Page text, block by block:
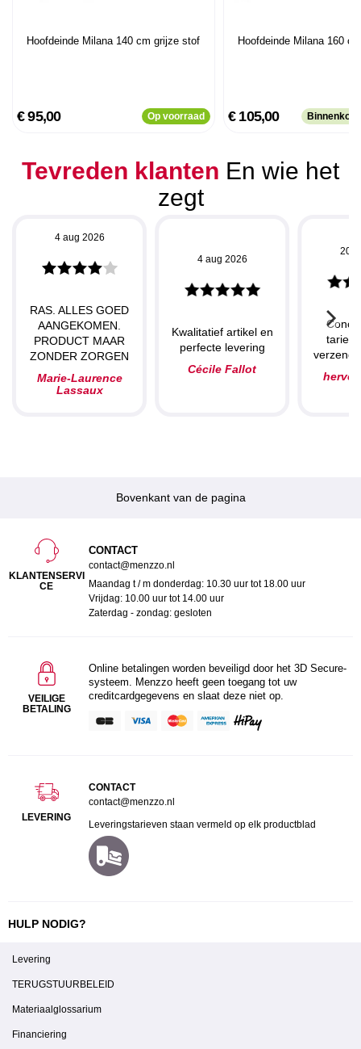
Hoofdeinde Milana 140 cm grijze stof
€ 95,00 Op voorraad
Hoofdeinde Milana 160
€ 105,00 Binnenkort
Tevreden klanten En wie het
zegt
4 aug 2026
RAS. ALLES GOED
AANGEKOMEN.
PRODUCT MAAR
ZONDER ZORGEN
Marie-Laurence
Lassaux
4 aug 2026
Kwalitatief artikel en
perfecte levering
Cécile Fallot
20
herve
Bovenkant van de pagina
KLANTENSERVI
CE
CONTACT
contact@menzzo.nl
Maandag t / m donderdag: 10.30 uur tot 18.00 uur
Vrijdag: 10.00 uur tot 14.00 uur
Zaterdag - zondag: gesloten
VEILIGE
BETALING
Online betalingen worden beveiligd door het 3D Secure-
systeem. Menzzo heeft geen toegang tot uw
creditcardgegevens en slaat deze niet op.
LEVERING
CONTACT
contact@menzzo.nl
Leveringstarieven staan vermeld op elk productblad
HULP NODIG?
Levering
TERUGSTUURBELEID
Materiaalglossarium
Financiering